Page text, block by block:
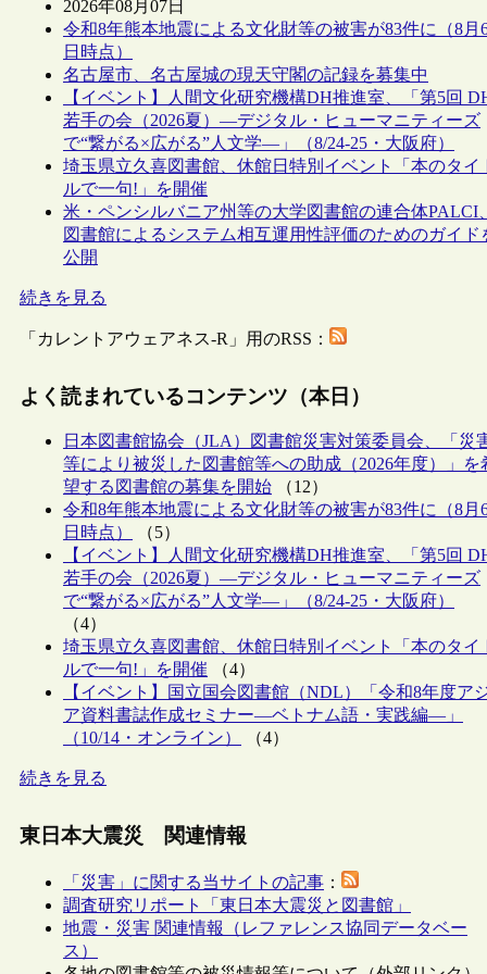
2026年08月07日
令和8年熊本地震による文化財等の被害が83件に（8月
日時点）
名古屋市、名古屋城の現天守閣の記録を募集中
【イベント】人間文化研究機構DH推進室、「第5回
若手の会（2026夏）―デジタル・ヒューマニティーズ
で“繋がる×広がる”人文学―」（8/24-25・大阪府）
埼玉県立久喜図書館、休館日特別イベント「本のタイ
ルで一句!」を開催
米・ペンシルバニア州等の大学図書館の連合体PALCI、
図書館によるシステム相互運用性評価のためのガイド
公開
続きを見る
「カレントアウェアネス-R」用のRSS：
よく読まれているコンテンツ（本日）
日本図書館協会（JLA）図書館災害対策委員会、「災
等により被災した図書館等への助成（2026年度）」を
望する図書館の募集を開始 （12）
令和8年熊本地震による文化財等の被害が83件に（8月
日時点）
（5）
【イベント】人間文化研究機構DH推進室、「第5回
若手の会（2026夏）―デジタル・ヒューマニティーズ
で“繋がる×広がる”人文学―」（8/24-25・大阪府）
（4）
埼玉県立久喜図書館、休館日特別イベント「本のタイ
ルで一句!」を開催 （4）
【イベント】国立国会図書館（NDL）「令和8年度ア
ア資料書誌作成セミナー―ベトナム語・実践編―」
（10/14・オンライン）
（4）
続きを見る
東日本大震災 関連情報
「災害」に関する当サイトの記事 ：
調査研究リポート「東日本大震災と図書館」
地震・災害 関連情報（レファレンス協同データベー
ス）